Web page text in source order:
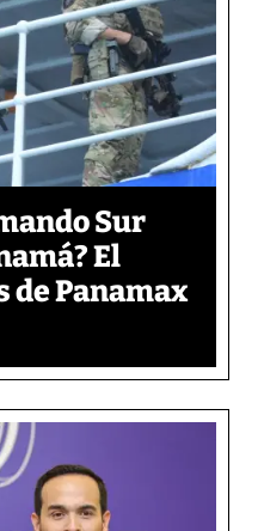
Sur
El
de Panamax